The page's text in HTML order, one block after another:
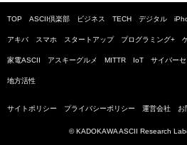
TOP ASCII倶楽部 ビジネス TECH デジタル
アキバ スマホ スタートアップ プログラミング+
家電ASCII アスキーグルメ MITTR IoT サイバー
地方活性
サイトポリシー プライバシーポリシー 運営会社 お
© KADOKAWA ASCII Research